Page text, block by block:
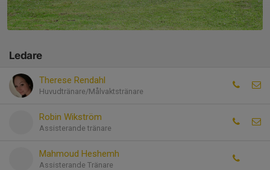
Ledare
Therese Rendahl
Huvudtränare/Målvaktstränare
Robin Wikström
Assisterande tränare
Mahmoud Heshemh
Assisterande Tränare